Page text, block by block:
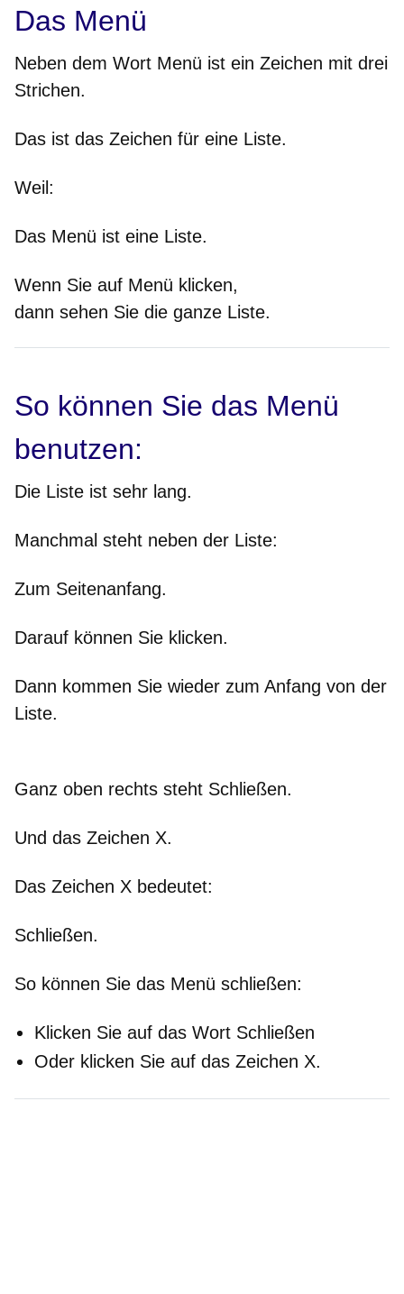
Das Menü
Neben dem Wort Menü ist ein Zeichen mit drei
Strichen.
Das ist das Zeichen für eine Liste.
Weil :
Das Menü ist eine Liste.
Wenn Sie auf Menü klicken,
dann sehen Sie die ganze Liste.
So können Sie das Menü
benutzen:
Die Liste ist sehr lang.
Manchmal steht neben der Liste:
Zum Seitenanfang.
Darauf können Sie klicken.
Dann kommen Sie wieder zum Anfang von der
Liste.
Ganz oben rechts steht Schließen.
Und das Zeichen X.
Das Zeichen X bedeutet:
Schließen.
So können Sie das Menü schließen:
Klicken Sie auf das Wort Schließen
Oder klicken Sie auf das Zeichen X.